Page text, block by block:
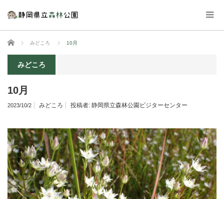
ホーム みどころ 10月
みどころ
10月
2023/10/2 みどころ 投稿者: 静岡県立森林公園ビジターセンター